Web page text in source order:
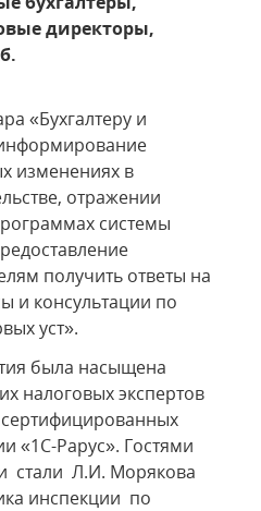
директоры,
«Бухгалтеру и
изменениях в
отражении
системы
получить ответы на
и консультации по
уст».
была насыщена
налоговых экспертов
«1С-Рарус». Гостями
стали Л.И. Морякова
инспекции по